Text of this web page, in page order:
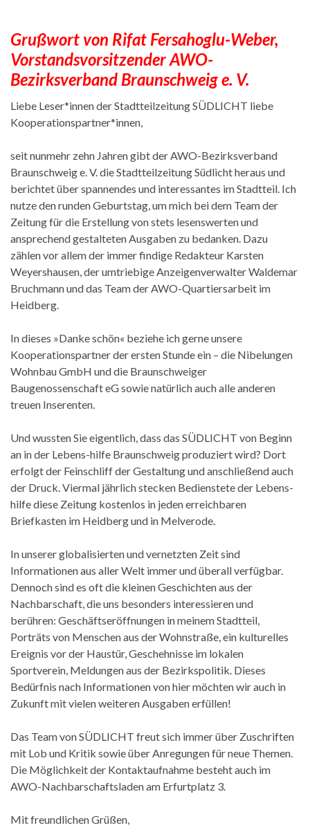
Grußwort von Rifat Fersahoglu-Weber,
Vorstandsvorsitzender AWO-
Bezirksverband Braunschweig e. V.
Liebe Leser*innen der Stadtteilzeitung SÜDLICHT liebe
Kooperationspartner*innen,
seit nunmehr zehn Jahren gibt der AWO-Bezirksverband
Braunschweig e. V. die Stadtteilzeitung Südlicht heraus und
berichtet über spannendes und interessantes im Stadtteil. Ich
nutze den runden Geburtstag, um mich bei dem Team der
Zeitung für die Erstellung von stets lesenswerten und
ansprechend gestalteten Ausgaben zu bedanken. Dazu
zählen vor allem der immer findige Redakteur Karsten
Weyershausen, der umtriebige Anzeigenverwalter Waldemar
Bruchmann und das Team der AWO-Quartiersarbeit im
Heidberg.
In dieses »Danke schön« beziehe ich gerne unsere
Kooperationspartner der ersten Stunde ein – die Nibelungen
Wohnbau GmbH und die Braunschweiger
Baugenossenschaft eG sowie natürlich auch alle anderen
treuen Inserenten.
Und wussten Sie eigentlich, dass das SÜDLICHT von Beginn
an in der Lebens-hilfe Braunschweig produziert wird? Dort
erfolgt der Feinschliff der Gestaltung und anschließend auch
der Druck. Viermal jährlich stecken Bedienstete der Lebens-
hilfe diese Zeitung kostenlos in jeden erreichbaren
Briefkasten im Heidberg und in Melverode.
In unserer globalisierten und vernetzten Zeit sind
Informationen aus aller Welt immer und überall verfügbar.
Dennoch sind es oft die kleinen Geschichten aus der
Nachbarschaft, die uns besonders interessieren und
berühren: Geschäftseröffnungen in meinem Stadtteil,
Porträts von Menschen aus der Wohnstraße, ein kulturelles
Ereignis vor der Haustür, Geschehnisse im lokalen
Sportverein, Meldungen aus der Bezirkspolitik. Dieses
Bedürfnis nach Informationen von hier möchten wir auch in
Zukunft mit vielen weiteren Ausgaben erfüllen!
Das Team von SÜDLICHT freut sich immer über Zuschriften
mit Lob und Kritik sowie über Anregungen für neue Themen.
Die Möglichkeit der Kontaktaufnahme besteht auch im
AWO-Nachbarschaftsladen am Erfurtplatz 3.
Mit freundlichen Grüßen,